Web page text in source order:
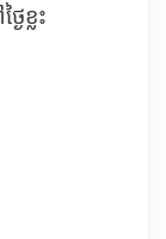
ៃខ្លះ